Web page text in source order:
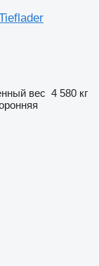
вес 4 580 кг